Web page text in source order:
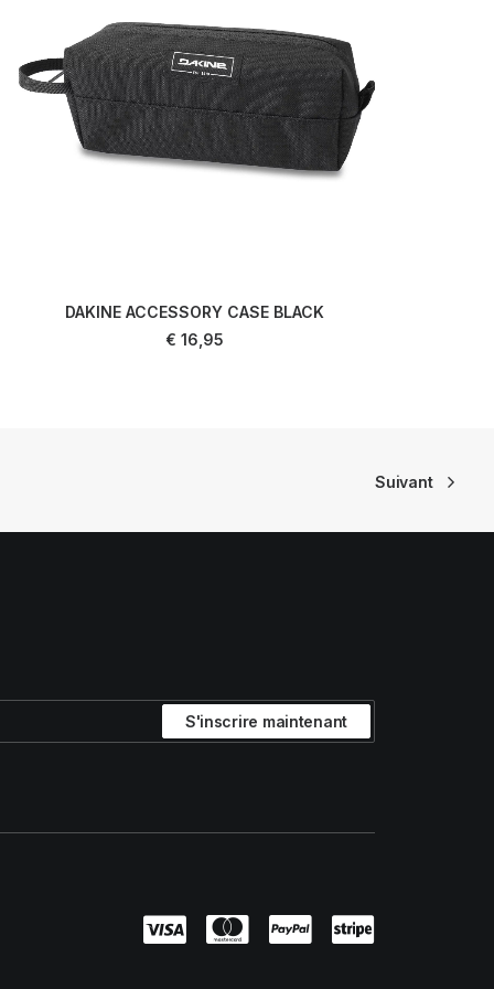
DAKINE ACCESSORY CASE BLACK
€ 16,95
Suivant